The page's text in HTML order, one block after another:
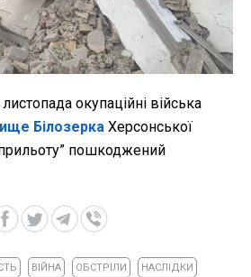
окупаційні війська
Білозерка Херсонської
пошкоджений
ВІЙНА ОБСТРІЛИ НАСЛІДКИ